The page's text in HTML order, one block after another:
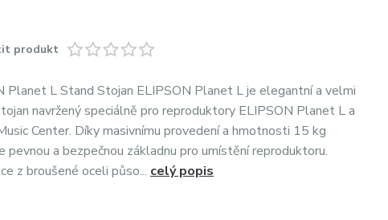
produkt
Planet L Stand Stojan ELIPSON Planet L je elegantní a velmi
navržený speciálně pro reproduktory ELIPSON Planet L a
Center. Díky masivnímu provedení a hmotnosti 15 kg
pevnou a bezpečnou základnu pro umístění reproduktoru.
z broušené oceli půso... celý popis